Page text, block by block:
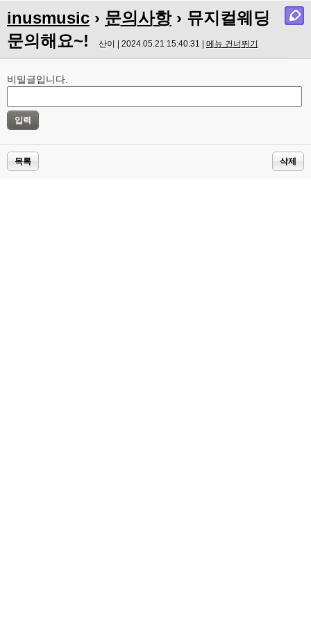
inusmusic › 문의사항› 뮤지컬웨딩
문의해요~!
산이 | 2024.05.21 15:40:31 | 메뉴 건너뛰기
비밀글입니다.
목록 삭제